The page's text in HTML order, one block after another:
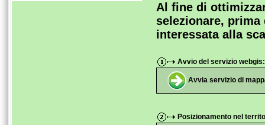
Al fine di
selezionare,
interessata alla
Avvio del servizio webgis:
Avvia servizio di
Posizionamento nel